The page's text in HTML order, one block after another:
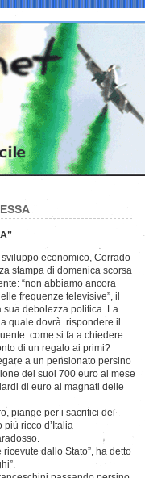
economico, Corrado
stampa di domenica scorsa
“non abbiamo ancora
frequenze televisive”, il
sua debolezza politica. La
quale dovrà rispondere il
come si fa a chiedere
di un regalo ai primi?
a un pensionato persino
dei suoi 700 euro al mese
di euro ai magnati delle
piange per i sacrifici dei
ricco d’Italia
dallo Stato”, ha detto